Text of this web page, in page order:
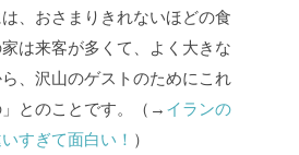
は、おさまりきれないほどの食
は来客が多くて、よく大きな
、沢山のゲストのためにこれ
」とのことです。（→ イランの
すぎて面白い！ ）